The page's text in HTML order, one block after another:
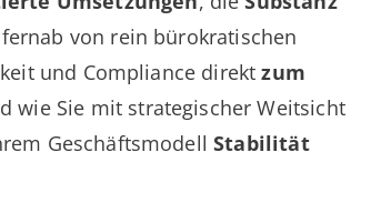
von rein bürokratischen
und Compliance direktzum
wie Sie mit strategischer Weitsicht
GeschäftsmodellStabilität